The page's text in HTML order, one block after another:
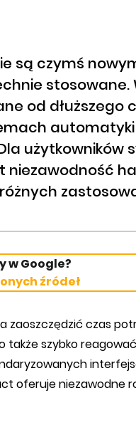
są czymś
stosowane.
od dłuższego
automatyki
użytkowników
w Google?
źródeł
zaoszczędzić czas
szybko
oferuje niezawodne